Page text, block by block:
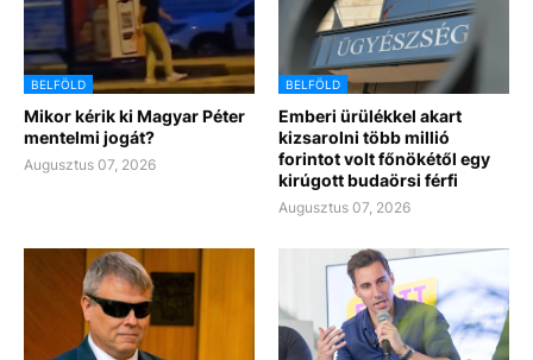
BELFÖLD
Mikor kérik ki Magyar Péter
mentelmi jogát?
Augusztus 07, 2026
BELFÖLD
Emberi ürülékkel akart
kizsarolni több millió
forintot volt főnökétől egy
kirúgott budaörsi férfi
Augusztus 07, 2026